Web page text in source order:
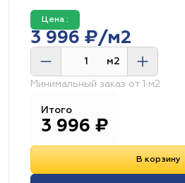
Цена :
3 996 ₽/м2
м2
Минимальный заказ от 1 м2
Итого
3 996 ₽
В корзину